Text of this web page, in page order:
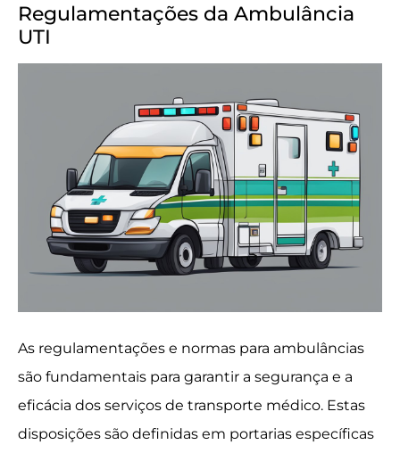
Regulamentações da Ambulância
UTI
As regulamentações e normas para ambulâncias
são fundamentais para garantir a segurança e a
eficácia dos serviços de transporte médico. Estas
disposições são definidas em portarias específicas